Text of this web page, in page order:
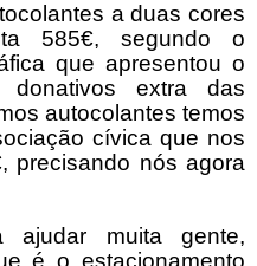
a duas cores
585€, segundo o
que apresentou o
extra das
autocolantes temos
cívica que nos
precisando nós agora
ajudar muita gente,
é o estacionamento